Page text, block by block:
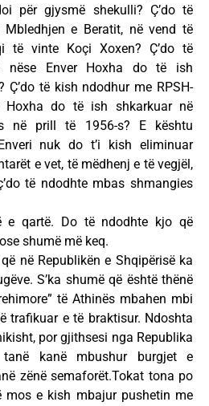
për gjysmë shekulli? Ç’do të
Mbledhjen e Beratit, në vend të
të vinte Koçi Xoxen? Ç’do të
nëse Enver Hoxha do të ish
të kish ndodhur me RPSH-
Hoxha do të ish shkarkuar në
në prill të 1956-s? E kështu
nuk do t’i kish eliminuar
e vet, të mëdhenj e të vegjël,
të ndodhte mbas shmangies
e qartë. Do të ndodhte kjo që
shumë më keq.
në Republikën e Shqipërisë ka
S’ka shumë që është thënë
të Athinës mbahen mbi
trafikuar e të braktisur. Ndoshta
por gjithsesi nga Republika
kanë mbushur burgjet e
zënë semaforët.Tokat tona po
mos e kish mbajur pushetin me